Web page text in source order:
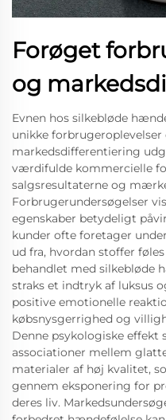
Forøget
og
Evnen hos silkebløde
unikke
markedsdifferentiering
værdifulde kommercielle
salgsresultaterne og
Forbrugerundersøgelser
egenskaber betydeligt
kunder ofte foretager
ud fra, hvordan stoffer
behandlet med silkebløde
straks et indtryk af luksus
positive emotionelle
købsnysgerrighed og
Denne psykologiske effekt
associationer mellem
materialer af høj kvalitet,
gennem eksponering for
deres liv.